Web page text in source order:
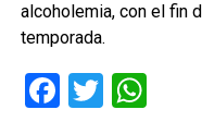
alcoholemia, con el fin
temporada.
Facebook
Twitter